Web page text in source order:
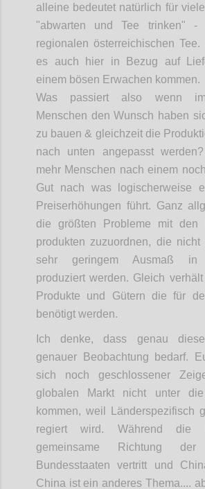
alleine bedeutet natürlich für
"abwarten und Tee trinken" -
regionalen österreichischen Tee.
es auch hier in Bezug auf
einem bösen Erwachen kommen.
Was passiert also wenn
Menschen den Wunsch haben
zu bauen & gleichzeit die
nach unten angepasst
mehr Menschen nach einem
Gut nach was logischerweise
Preiserhöhungen führt. Ganz
die größten Probleme mit den
produkten zuzuordnen, die
sehr geringem Ausmaß in
produziert werden. Gleich
Produkte und Gütern die für
benötigt werden.
Ich denke, dass genau
genauer Beobachtung bedarf.
sich noch geschlossener
globalen Markt nicht unter
kommen, weil Länderspezifisch
regiert wird. Während die
gemeinsame Richtung der
Bundesstaaten vertritt und
China ist ein anderes Thema....